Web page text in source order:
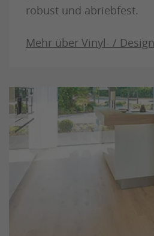
robust und abriebfest.
Mehr über Vinyl- /